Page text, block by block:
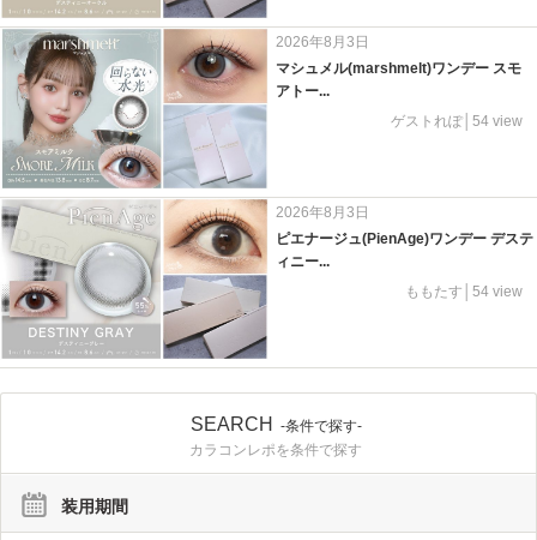
2026年8月3日
マシュメル(marshmelt)ワンデー スモ
アトー...
ゲストれぽ│54 view
2026年8月3日
ピエナージュ(PienAge)ワンデー デステ
ィニー...
ももたす│54 view
SEARCH
-条件で探す-
カラコンレポを条件で探す
装用期間